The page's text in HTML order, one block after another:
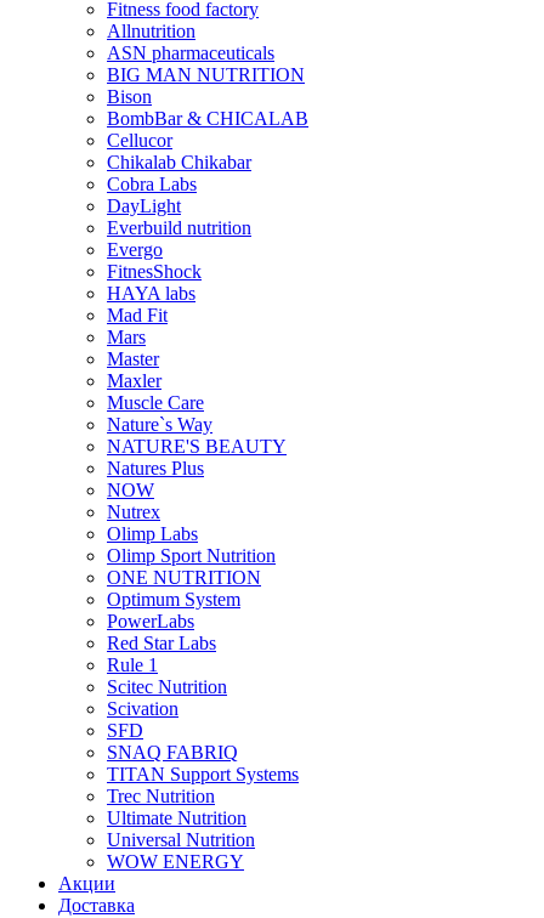
Fitness food factory
Allnutrition
ASN pharmaceuticals
BIG MAN NUTRITION
Bison
BombBar & CHICALAB
Cellucor
Chikalab Chikabar
Cobra Labs
DayLight
Everbuild nutrition
Evergo
FitnesShock
HAYA labs
Mad Fit
Mars
Master
Maxler
Muscle Care
Nature`s Way
NATURE'S BEAUTY
Natures Plus
NOW
Nutrex
Olimp Labs
Olimp Sport Nutrition
ONE NUTRITION
Optimum System
PowerLabs
Red Star Labs
Rule 1
Scitec Nutrition
Scivation
SFD
SNAQ FABRIQ
TITAN Support Systems
Trec Nutrition
Ultimate Nutrition
Universal Nutrition
WOW ENERGY
Акции
Доставка